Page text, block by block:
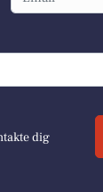
dig